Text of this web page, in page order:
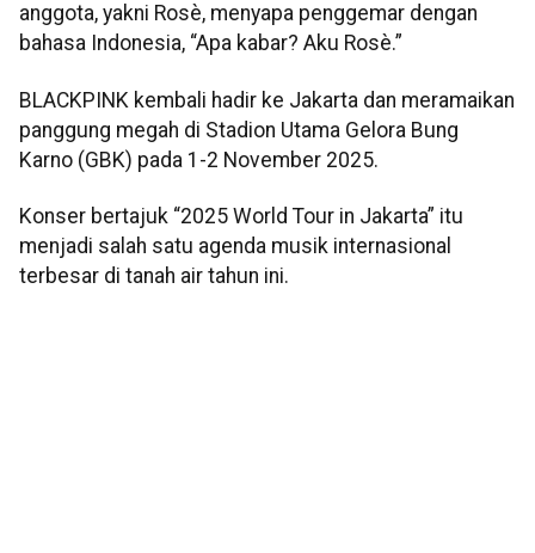
anggota, yakni Rosè, menyapa penggemar dengan
bahasa Indonesia, “Apa kabar? Aku Rosè.”
BLACKPINK kembali hadir ke Jakarta dan meramaikan
panggung megah di Stadion Utama Gelora Bung
Karno (GBK) pada 1-2 November 2025.
Konser bertajuk “2025 World Tour in Jakarta” itu
menjadi salah satu agenda musik internasional
terbesar di tanah air tahun ini.